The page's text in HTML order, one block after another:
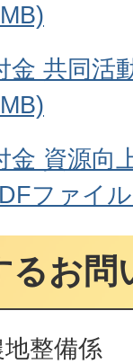
金 共同活
金 資源向
ファイ
るお問
整備係